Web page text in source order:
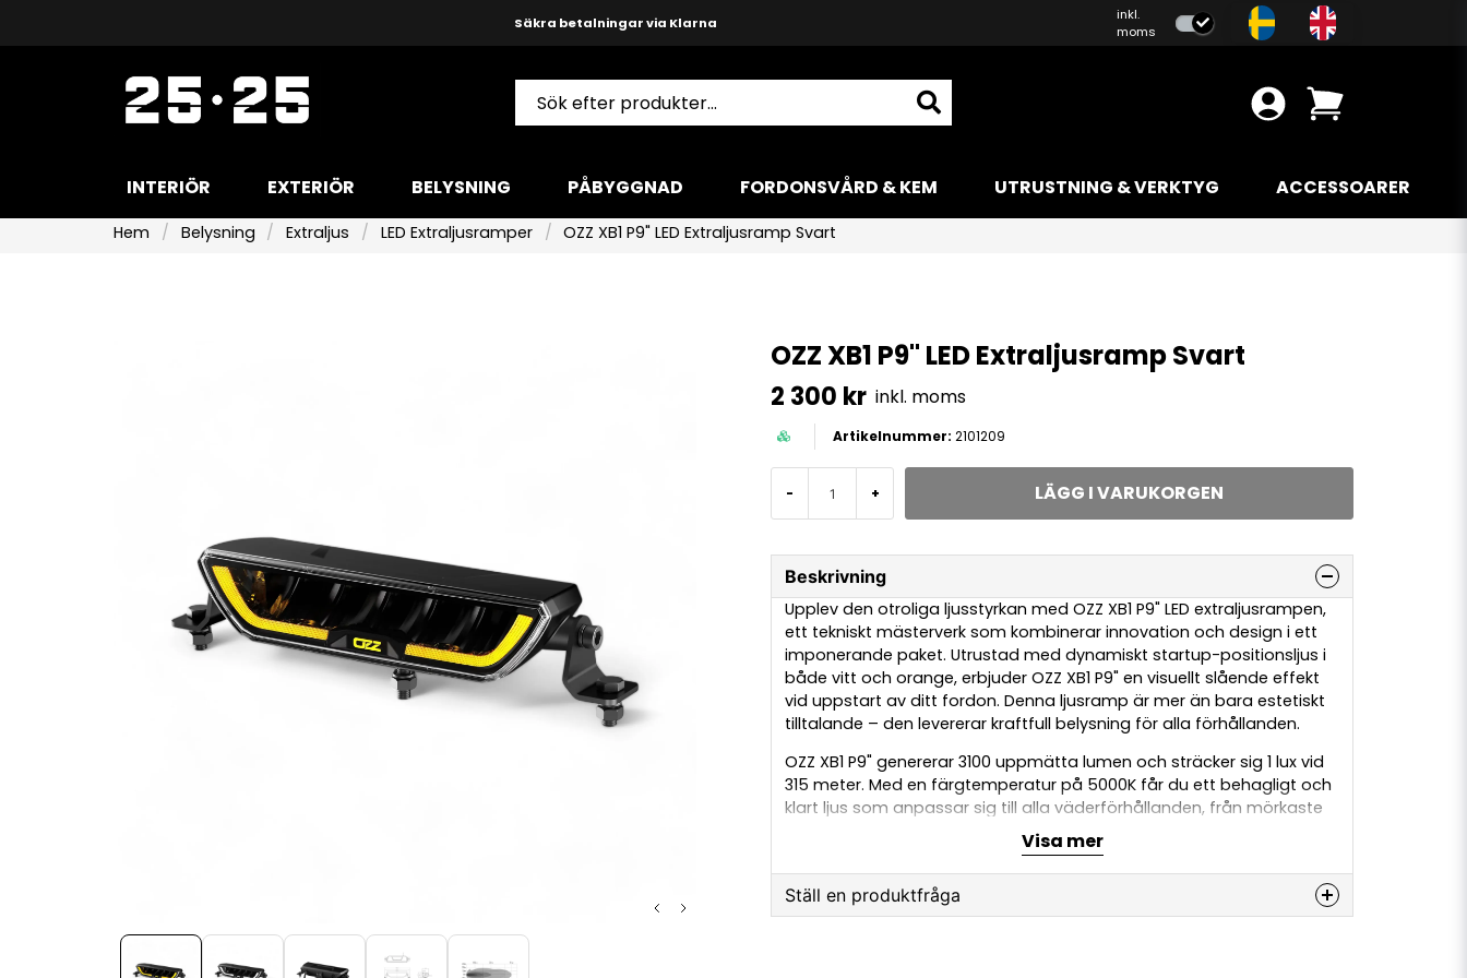
Snabba leveranser med DHL
Produktkunnig och hjälpsam support
inkl.
moms
INTERIÖR EXTERIÖR BELYSNING PÅBYGGNAD FORDONSVÅRD & KEM UTRUSTNING & VERKTYG ACCESSOARER
Hem Belysning Extraljus LED Extraljusramper OZZ XB1 P9" LED Extraljusramp Svart
OZZ XB1 P9" LED Extraljusramp Svart
2 300 kr inkl. moms
2101209
- + LÄGG I VARUKORGEN
Beskrivning
Upplev den otroliga ljusstyrkan med OZZ XB1 P9" LED extraljusrampen,
ett tekniskt mästerverk som kombinerar innovation och design i ett
imponerande paket. Utrustad med dynamiskt startup-positionsljus i
både vitt och orange, erbjuder OZZ XB1 P9" en visuellt slående effekt
vid uppstart av ditt fordon. Denna ljusramp är mer än bara estetiskt
tilltalande – den levererar kraftfull belysning för alla förhållanden.
OZZ XB1 P9" genererar 3100 uppmätta lumen och sträcker sig 1 lux vid
315 meter. Med en färgtemperatur på 5000K får du ett behagligt och
klart ljus som anpassar sig till alla väderförhållanden, från mörkaste
OZZ XB1 P9 är certifierad enligt R112, R7, och R10, vilket garanterar att
den uppfyller alla nödvändiga säkerhetsstandarder.
Visa mer
Ställ en produktfråga